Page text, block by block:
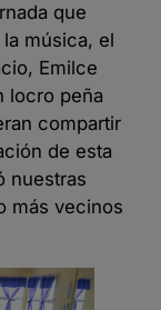
que
música, el
Emilce
locro peña
compartir
de esta
nuestras
más vecinos